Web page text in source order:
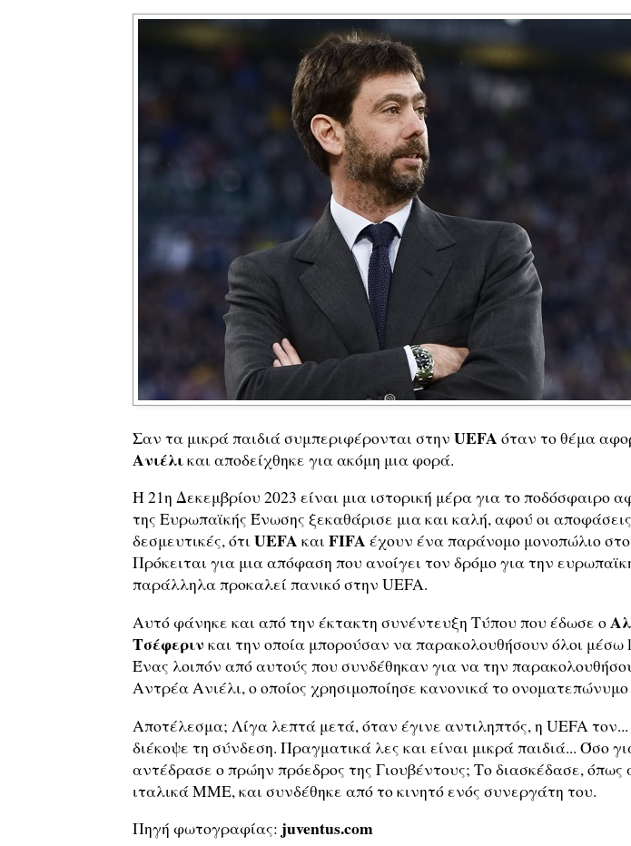
Σαν τα μικρά παιδιά συμπεριφέρονται στην UEFA όταν το θέμα
Ανιέλικαι αποδείχθηκε για ακόμη μια φορά.
Η 21η Δεκεμβρίου 2023 είναι μια ιστορική μέρα για το ποδόσφαιρο
της Ευρωπαϊκής Ένωσης ξεκαθάρισε μια και καλή, αφού οι
δεσμευτικές, ότι UEFA και FIFA έχουν ένα παράνομο μονοπώλιο
Πρόκειται για μια απόφαση που ανοίγει τον δρόμο για την
παράλληλα προκαλεί πανικό στην UEFA.
Αυτό φάνηκε και από την έκτακτη συνέντευξη Τύπου που έδωσε ο
Τσέφεριν και την οποία μπορούσαν να παρακολουθήσουν όλοι μέσω
Ένας λοιπόν από αυτούς που συνδέθηκαν για να την
Αντρέα Ανιέλι, ο οποίος χρησιμοποίησε κανονικά το ονοματεπώνυμο
Αποτέλεσμα; Λίγα λεπτά μετά, όταν έγινε αντιληπτός, η UEFA
διέκοψε τη σύνδεση. Πραγματικά λες και είναι μικρά παιδιά... Όσο
αντέδρασε ο πρώην πρόεδρος της Γιουβέντους; Το διασκέδασε,
ιταλικά ΜΜΕ, και συνδέθηκε από το κινητό ενός συνεργάτη του.
Πηγή φωτογραφίας: juventus.com